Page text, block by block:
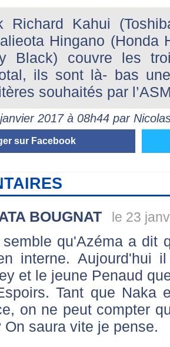
Richard Kahui
Hingano (Honda
Black) couvre les
ils sont là- bas
souhaités par
2017 à 08h44 par
sur Facebook
BOUGNAT le 23
qu'Azéma a dit
interne. Aujourd'hui
et le jeune Penaud
Tant que Naka
on ne peut compter
On saura vite je pense.